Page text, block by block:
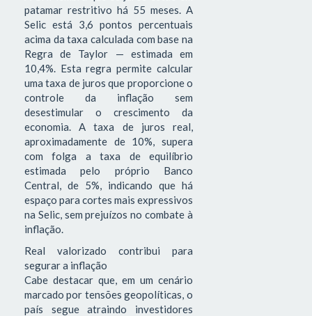
patamar restritivo há 55 meses. A
Selic está 3,6 pontos percentuais
acima da taxa calculada com base na
Regra de Taylor — estimada em
10,4%. Esta regra permite calcular
uma taxa de juros que proporcione o
controle da inflação sem
desestimular o crescimento da
economia. A taxa de juros real,
aproximadamente de 10%, supera
com folga a taxa de equilíbrio
estimada pelo próprio Banco
Central, de 5%, indicando que há
espaço para cortes mais expressivos
na Selic, sem prejuízos no combate à
inflação.
Real valorizado contribui para
segurar a inflação
Cabe destacar que, em um cenário
marcado por tensões geopolíticas, o
país segue atraindo investidores